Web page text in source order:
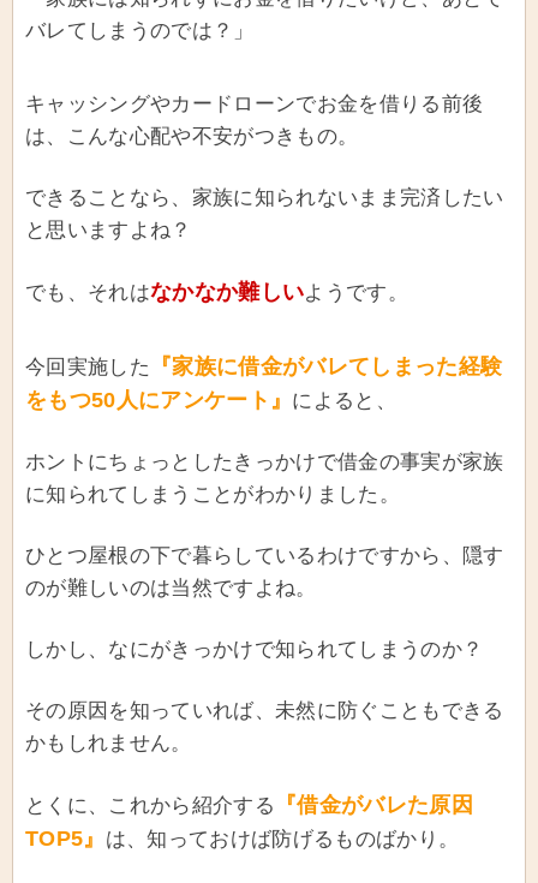
バレてしまうのでは？」
キャッシングやカードローンでお金を借りる前後
は、こんな心配や不安がつきもの。
できることなら、家族に知られないまま完済したい
と思いますよね？
でも、それはなかなか難しいようです。
今回実施した
『家族に借金がバレてしまった経験
をもつ50人にアンケート』 によると、
ホントにちょっとしたきっかけで借金の事実が家族
に知られてしまうことがわかりました。
ひとつ屋根の下で暮らしているわけですから、隠す
のが難しいのは当然ですよね。
しかし、なにがきっかけで知られてしまうのか？
その原因を知っていれば、未然に防ぐこともできる
かもしれません。
とくに、これから紹介する
『借金がバレた原因
TOP5』 は、知っておけば防げるものばかり。